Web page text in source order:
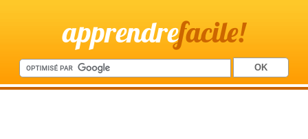
apprendrefacile!